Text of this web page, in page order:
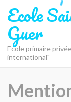
Ecole
Guer
Ecole primaire
international"